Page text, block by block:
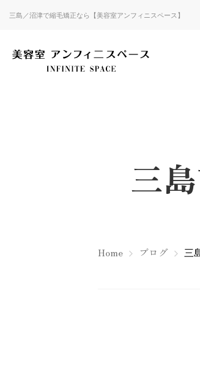
三島／沼津で縮毛矯正なら【美容室アンフィニスペース】
三
Home ブログ 三